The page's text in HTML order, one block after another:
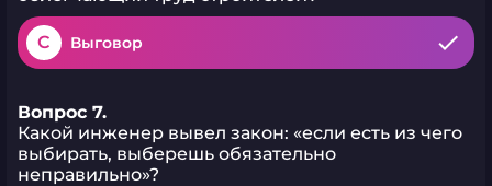
C Выговор
Вопрос 7.
Какой инженер вывел закон: «если есть из чего
выбирать, выберешь обязательно
неправильно»?